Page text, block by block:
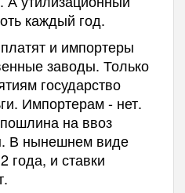
каждый год.
и импортеры
заводы. Только
государство
Импортерам - нет.
на ввоз
В нынешнем виде
года, и ставки